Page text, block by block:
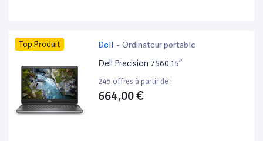
Top Produit Dell - Ordinateur portable
Dell Precision 7560 15”
245 offres à partir de :
664,00 €